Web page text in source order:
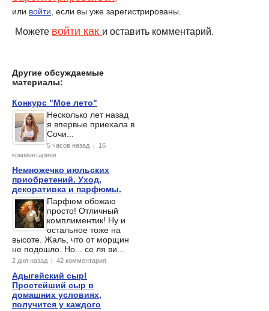
или войти , если вы уже зарегистрированы.
Можете войти как и оставить комментарий.
Другие обсуждаемые
материалы:
Конкурс "Мое лето"
Несколько лет назад
я впервые приехала в
Сочи...
5 часов назад | 16
комментариев
Немножечко июльских
приобретений. Уход,
декоративка и парфюмы.
Парфюм обожаю
просто! Отличный
комплиментик! Ну и
остальное тоже на
высоте. Жаль, что от морщин
не подошло. Но... се ля ви...
2 дня назад | 42 комментария
Адыгейский сыр!
Простейший сыр в
домашних условиях,
получится у каждого